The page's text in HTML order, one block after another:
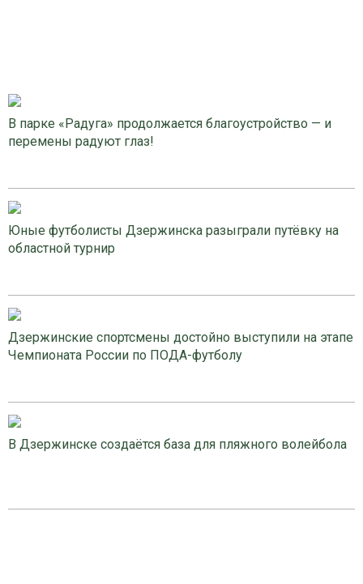
В парке «Радуга» продолжается благоустройство — и
перемены радуют глаз!
Юные футболисты Дзержинска разыграли путёвку на
областной турнир
Дзержинские спортсмены достойно выступили на этапе
Чемпионата России по ПОДА-футболу
В Дзержинске создаётся база для пляжного волейбола